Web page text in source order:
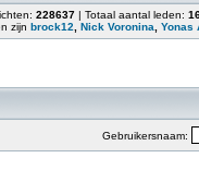
228637 | Totaal aantal leden:
zijn brock12 Nick Voronina Yonas
Gebruikersnaam: